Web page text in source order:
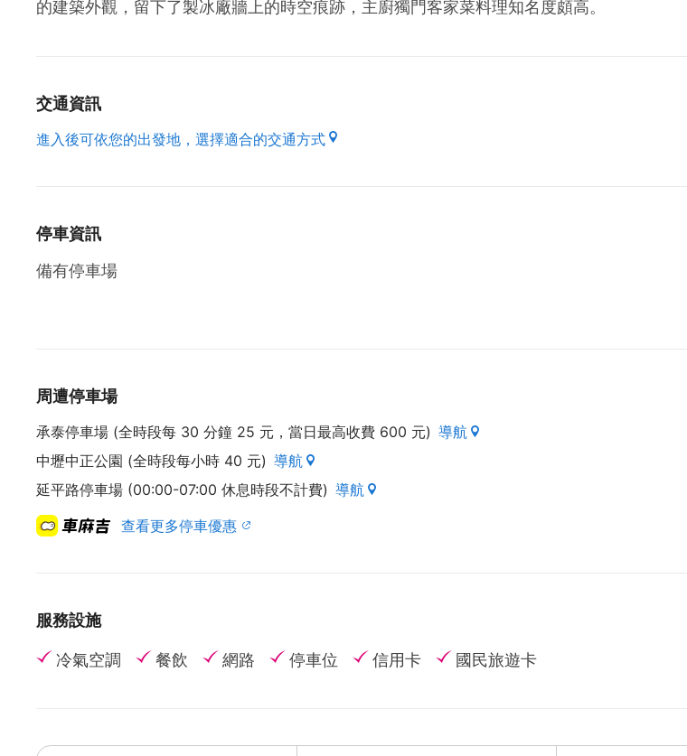
的建築外觀，留下了製冰廠牆上的時空痕跡，主廚獨門客家菜料理知名度頗高。
交通資訊
進入後可依您的出發地，選擇適合的交通方式
停車資訊
備有停車場
周遭停車場
承泰停車場 (全時段每 30 分鐘 25 元，當日最高收費 600 元) 導航
中壢中正公園 (全時段每小時 40 元) 導航
延平路停車場 (00:00-07:00 休息時段不計費) 導航
查看更多停車優惠
服務設施
冷氣空調 餐飲 網路 停車位 信用卡 國民旅遊卡